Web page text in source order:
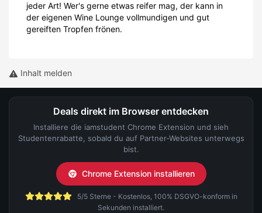
jeder Art! Wer's gerne etwas reifer mag, der kann in
der eigenen Wine Lounge vollmundigen und gut
gereiften Tropfen frönen.
Inhalt melden
Deals direkt im Browser entdecken
Installiere die iamstudent Chrome Extension und sieh
Studentenrabatte, sobald du auf Partner-Websites unterwegs
bist.
Chrome Extension installieren
5/5 Sterne - Kostenlos, 100% DSGVO-konform in
Sekunden installiert.